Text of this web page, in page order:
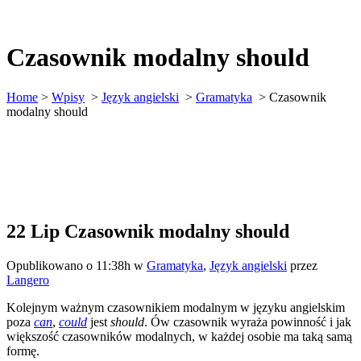
Czasownik modalny should
Home > Wpisy > Język angielski > Gramatyka > Czasownik
modalny should
22 Lip Czasownik modalny should
Opublikowano o 11:38h w Gramatyka, Język angielski przez
Langero
Kolejnym ważnym czasownikiem modalnym w języku angielskim
poza can, could jest should. Ów czasownik wyraża powinność i jak
większość czasowników modalnych, w każdej osobie ma taką samą
formę.